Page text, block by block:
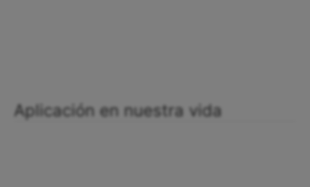
Aplicación en nuestra vida